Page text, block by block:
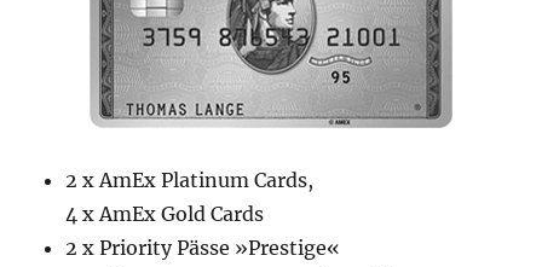
2 x AmEx Platinum Cards,
4 x AmEx Gold Cards
2 x Priority Pässe »Prestige«